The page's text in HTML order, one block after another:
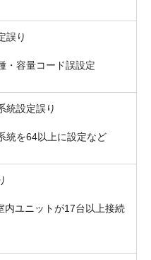
誤り
・容量コード誤設定
統設定誤り
統を64以上に設定など
内ユニットが17台以上接続